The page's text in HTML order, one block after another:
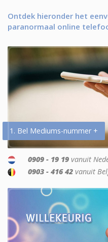
Ontdek hieronder het
paranormaal online
1. Bel Mediums-nummer +
0909 - 19 19 vanuit
0903 - 416 42 vanuit